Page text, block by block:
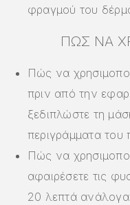
φραγμού του
ΠΏΣ ΝΑ
Πώς να
πριν από την
ξεδιπλώστε τη
περιγράμματα
Πώς να
αφαιρέσετε τις
20 λεπτά ανάλογα